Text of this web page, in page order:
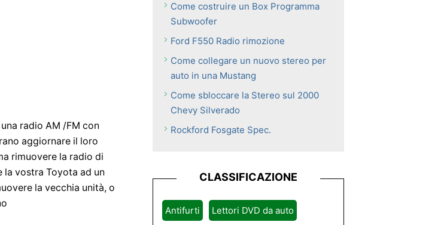
radio AM /FM con
aggiornare il loro
rimuovere la radio di
vostra Toyota ad un
la vecchia unità, o
Come costruire un Box Programma
Subwoofer
Ford F550 Radio rimozione
Come collegare un nuovo stereo per
auto in una Mustang
Come sbloccare la Stereo sul 2000
Chevy Silverado
Rockford Fosgate Spec.
CLASSIFICAZIONE
Antifurti Lettori DVD da auto